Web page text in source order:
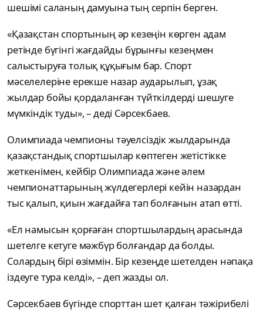
шешімі саланың дамуына тың серпін берген.
«Қазақстан спортының әр кезеңін көрген адам
ретінде бүгінгі жағдайды бұрынғы кезеңмен
салыстыруға толық құқығым бар. Спорт
мәселелеріне ерекше назар аударылып, ұзақ
жылдар бойы қордаланған түйткілдерді шешуге
мүмкіндік туды», – деді Сәрсекбаев.
Олимпиада чемпионы тәуелсіздік жылдарында
қазақстандық спортшылар көптеген жетістікке
жеткенімен, кейбір Олимпиада және әлем
чемпионаттарының жүлдегерлері кейін назардан
тыс қалып, қиын жағдайға тап болғанын атап өтті.
«Ел намысын қорғаған спортшылардың арасында
шетелге кетуге мәжбүр болғандар да болды.
Солардың бірі өзіммін. Бір кезеңде шетелден нәпақа
іздеуге тура келді», – деп жазды ол.
Сәрсекбаев бүгінде спорттан шет қалған тәжірибелі